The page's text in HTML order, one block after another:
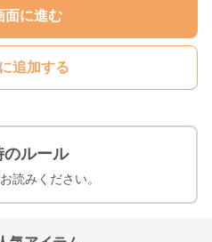
面に進む
追加する
のルール
読みください。